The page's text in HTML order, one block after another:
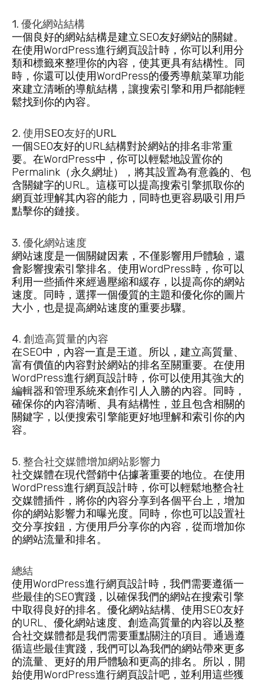
1. 優化網站結構
一個良好的網站結構是建立SEO友好網站的關鍵。
在使用WordPress進行網頁設計時，你可以利用分
類和標籤來整理你的內容，使其更具有結構性。同
時，你還可以使用WordPress的優秀導航菜單功能
來建立清晰的導航結構，讓搜索引擎和用戶都能輕
鬆找到你的內容。
2. 使用SEO友好的URL
一個SEO友好的URL結構對於網站的排名非常重
要。在WordPress中，你可以輕鬆地設置你的
Permalink（永久網址），將其設置為有意義的、包
含關鍵字的URL。這樣可以提高搜索引擎抓取你的
網頁並理解其內容的能力，同時也更容易吸引用戶
點擊你的鏈接。
3. 優化網站速度
網站速度是一個關鍵因素，不僅影響用戶體驗，還
會影響搜索引擎排名。使用WordPress時，你可以
利用一些插件來經過壓縮和緩存，以提高你的網站
速度。同時，選擇一個優質的主題和優化你的圖片
大小，也是提高網站速度的重要步驟。
4. 創造高質量的內容
在SEO中，內容一直是王道。所以，建立高質量、
富有價值的內容對於網站的排名至關重要。在使用
WordPress進行網頁設計時，你可以使用其強大的
編輯器和管理系統來創作引人入勝的內容。同時，
確保你的內容清晰、具有結構性，並且包含相關的
關鍵字，以便搜索引擎能更好地理解和索引你的內
容。
5. 整合社交媒體增加網站影響力
社交媒體在現代營銷中佔據著重要的地位。在使用
WordPress進行網頁設計時，你可以輕鬆地整合社
交媒體插件，將你的內容分享到各個平台上，增加
你的網站影響力和曝光度。同時，你也可以設置社
交分享按鈕，方便用戶分享你的內容，從而增加你
的網站流量和排名。
總結
使用WordPress進行網頁設計時，我們需要遵循一
些最佳的SEO實踐，以確保我們的網站在搜索引擎
中取得良好的排名。優化網站結構、使用SEO友好
的URL、優化網站速度、創造高質量的內容以及整
合社交媒體都是我們需要重點關注的項目。通過遵
循這些最佳實踐，我們可以為我們的網站帶來更多
的流量、更好的用戶體驗和更高的排名。所以，開
始使用WordPress進行網頁設計吧，並利用這些獲